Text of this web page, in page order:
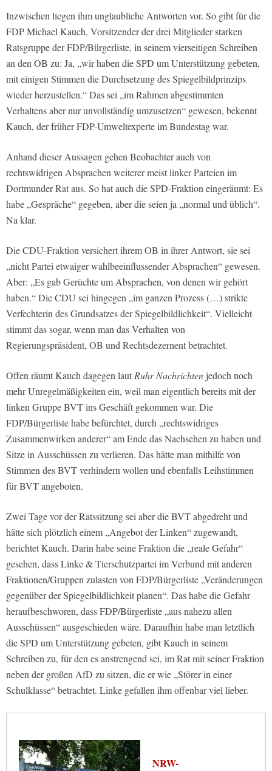
Inzwischen liegen ihm unglaubliche Antworten vor. So gibt für die
FDP Michael Kauch, Vorsitzender der drei Mitglieder starken
Ratsgruppe der FDP/Bürgerliste, in seinem vierseitigen Schreiben
an den OB zu: Ja, „wir haben die SPD um Unterstützung gebeten,
mit einigen Stimmen die Durchsetzung des Spiegelbildprinzips
wieder herzustellen.“ Das sei „im Rahmen abgestimmten
Verhaltens aber nur unvollständig umzusetzen“ gewesen, bekennt
Kauch, der früher FDP-Umweltexperte im Bundestag war.
Anhand dieser Aussagen gehen Beobachter auch von
rechtswidrigen Absprachen weiterer meist linker Parteien im
Dortmunder Rat aus. So hat auch die SPD-Fraktion eingeräumt: Es
habe „Gespräche“ gegeben, aber die seien ja „normal und üblich“.
Na klar.
Die CDU-Fraktion versichert ihrem OB in ihrer Antwort, sie sei
„nicht Partei etwaiger wahlbeeinflussender Absprachen“ gewesen.
Aber: „Es gab Gerüchte um Absprachen, von denen wir gehört
haben.“ Die CDU sei hingegen „im ganzen Prozess (…) strikte
Verfechterin des Grundsatzes der Spiegelbildlichkeit“. Vielleicht
stimmt das sogar, wenn man das Verhalten von
Regierungspräsident, OB und Rechtsdezernent betrachtet.
Offen räumt Kauch dagegen lautRuhr Nachrichten jedoch noch
mehr Unregelmäßigkeiten ein, weil man eigentlich bereits mit der
linken Gruppe BVT ins Geschäft gekommen war. Die
FDP/Bürgerliste habe befürchtet, durch „rechtswidriges
Zusammenwirken anderer“ am Ende das Nachsehen zu haben und
Sitze in Ausschüssen zu verlieren. Das hätte man mithilfe von
Stimmen des BVT verhindern wollen und ebenfalls Leihstimmen
für BVT angeboten.
Zwei Tage vor der Ratssitzung sei aber die BVT abgedreht und
hätte sich plötzlich einem „Angebot der Linken“ zugewandt,
berichtet Kauch. Darin habe seine Fraktion die „reale Gefahr“
gesehen, dass Linke & Tierschutzpartei im Verbund mit anderen
Fraktionen/Gruppen zulasten von FDP/Bürgerliste „Veränderungen
gegenüber der Spiegelbildlichkeit planen“. Das habe die Gefahr
heraufbeschworen, dass FDP/Bürgerliste „aus nahezu allen
Ausschüssen“ ausgeschieden wäre. Daraufhin habe man letztlich
die SPD um Unterstützung gebeten, gibt Kauch in seinem
Schreiben zu, für den es anstrengend sei, im Rat mit seiner Fraktion
neben der großen AfD zu sitzen, die er wie „Störer in einer
Schulklasse“ betrachtet. Linke gefallen ihm offenbar viel lieber.
NRW-